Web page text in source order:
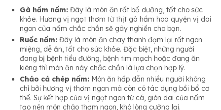
Gà hầm nấm: Đây là món ăn rất bổ dưỡng, tốt cho sức
khỏe. Hương vị ngọt thơm từ thịt gà hầm hoa quyện vị dai
ngon của nấm chắc chắn sẽ gây nghiền cho bạn.
Ruốc nấm: Đây là món ăn chay thanh đạm lại rất ngon
miệng, dễ ăn, tốt cho sức khỏe. Đặc biệt, những người
đang bị bệnh tiểu đường, bệnh tim mạch hoặc đang ăn
kiêng thì món ăn này chắc chắn là lựa chọn hợp lý.
Cháo cá chép nấm: Món ăn hấp dẫn nhiều người không
chỉ bởi hương vị thơm ngon mà còn có tác dụng bồi bổ cơ
thể. Sự kết hợp của vị ngọt ngon từ cá, giòn dai của nấm
tạo nên món cháo thơm ngon, khó lòng cưỡng lại.